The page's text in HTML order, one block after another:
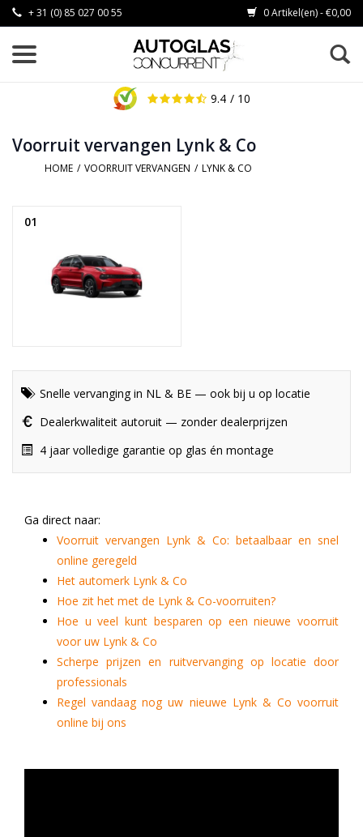
+ 31 (0) 85 027 00 55 0 Artikel(en) - €0,00
9.4 / 10
Voorruit vervangen Lynk & Co
HOME / VOORRUIT VERVANGEN / LYNK & CO
01
Snelle vervanging in NL & BE — ook bij u op locatie
Dealerkwaliteit autoruit — zonder dealerprijzen
4 jaar volledige garantie op glas én montage
Ga direct naar:
Voorruit vervangen Lynk & Co: betaalbaar en snel
online geregeld
Het automerk Lynk & Co
Hoe zit het met de Lynk & Co-voorruiten?
Hoe u veel kunt besparen op een nieuwe voorruit
voor uw Lynk & Co
Scherpe prijzen en ruitvervanging op locatie door
professionals
Regel vandaag nog uw nieuwe Lynk & Co voorruit
online bij ons